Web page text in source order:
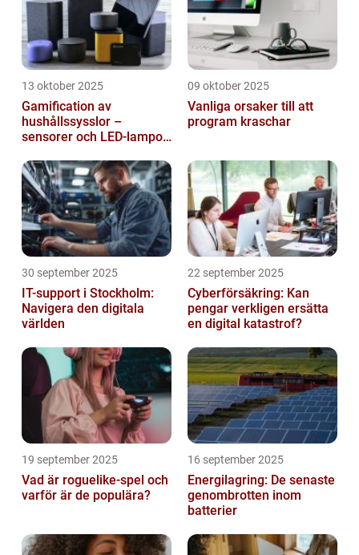
13 oktober 2025
Gamification av
hushållssysslor –
sensorer och LED-lampor
09 oktober 2025
Vanliga orsaker till att
program kraschar
30 september 2025
IT-support i Stockholm:
Navigera den digitala
världen
22 september 2025
Cyberförsäkring: Kan
pengar verkligen ersätta
en digital katastrof?
19 september 2025
Vad är roguelike-spel och
varför är de populära?
16 september 2025
Energilagring: De senaste
genombrotten inom
batterier